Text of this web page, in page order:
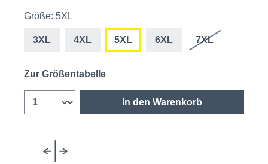
Größe: 5XL
3XL 4XL 5XL 6XL 7XL
Zur Größentabelle
In den Warenkorb